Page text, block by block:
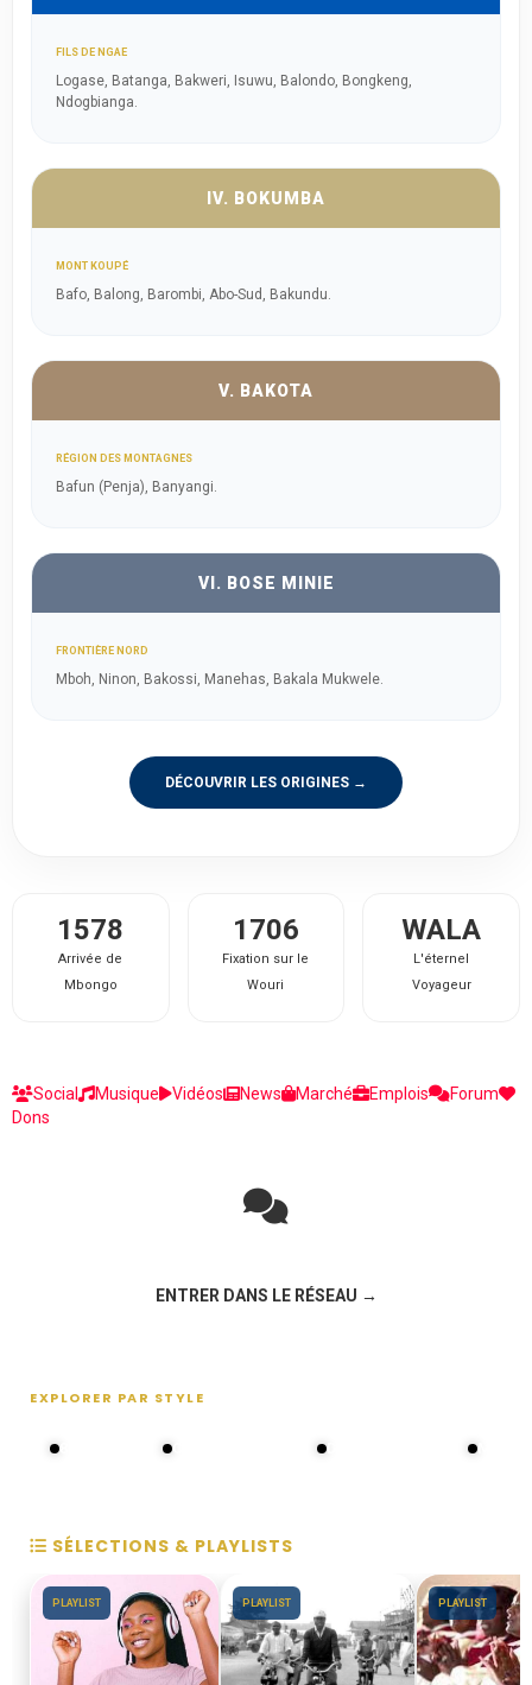
FILS DE NGAE
Logase, Batanga, Bakweri, Isuwu, Balondo, Bongkeng,
Ndogbianga.
IV. BOKUMBA
MONT KOUPÉ
Bafo, Balong, Barombi, Abo-Sud, Bakundu.
V. BAKOTA
RÉGION DES MONTAGNES
Bafun (Penja), Banyangi.
VI. BOSE MINIE
FRONTIÈRE NORD
Mboh, Ninon, Bakossi, Manehas, Bakala Mukwele.
DÉCOUVRIR LES ORIGINES →
1578
Arrivée de
Mbongo
1706
Fixation sur le
Wouri
WALA
L'éternel
Voyageur
Social Musique Vidéos News Marché Emplois
Forum
Dons
ENTRER DANS LE RÉSEAU →
EXPLORER PAR STYLE
SÉLECTIONS & PLAYLISTS
PLAYLIST PLAYLIST PLAYLIST